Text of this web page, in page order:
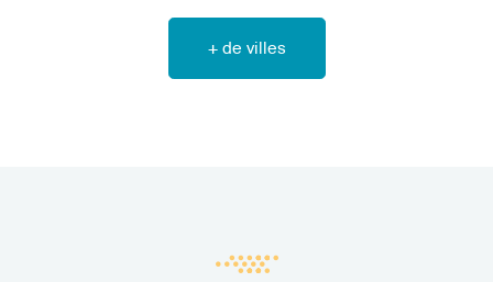
+ de villes